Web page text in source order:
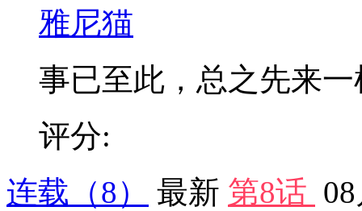
雅尼猫
事已至此，总之先来一
评分:
连载 （8） 最新 第8话